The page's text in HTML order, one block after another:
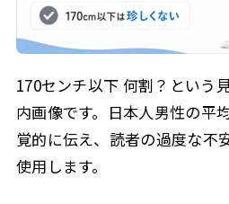
170センチ以下 何割？という
内画像です。日本人男性の平
覚的に伝え、読者の過度な不
使用します。